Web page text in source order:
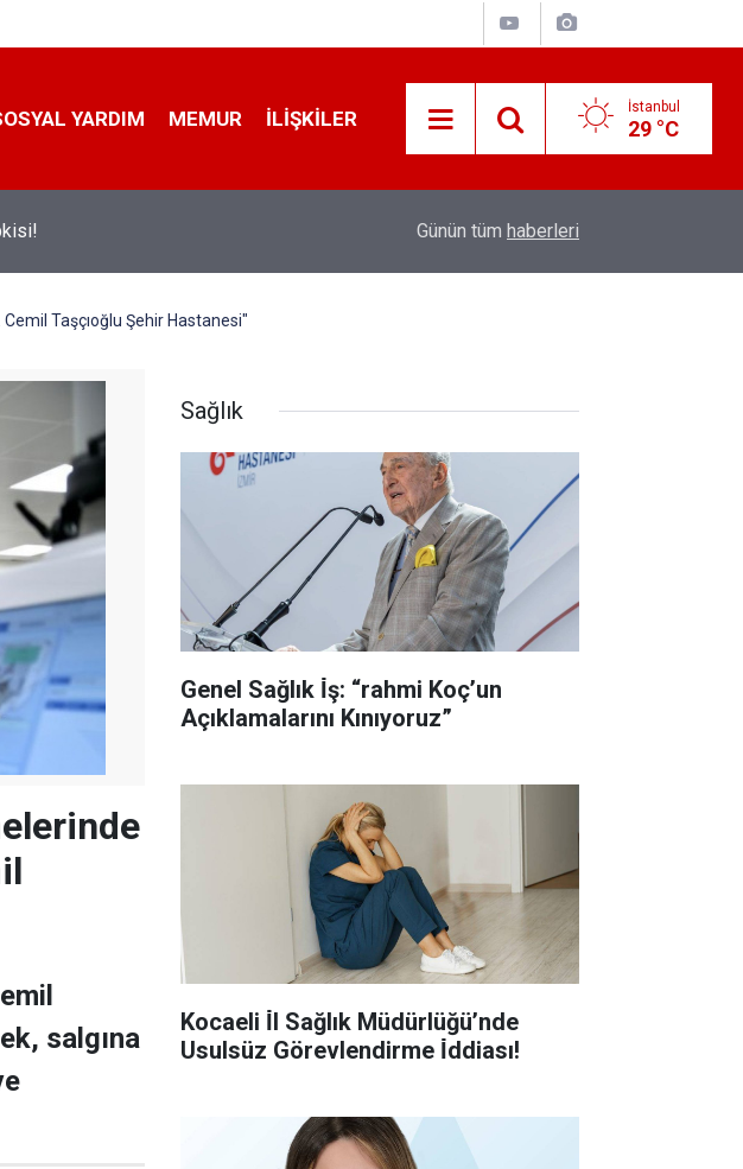
YARDIM MEMUR İLIŞKILER İstanbul
29 °C
Sıcak Havalarda Ödem Şikayetini Hafife
Günün tüm haberleri
Taşçıoğlu Şehir Hastanesi"
salgına
Sağlık
Genel Sağlık İ̇ş: “rahmi Koç’un
Açıklamalarını Kınıyoruz”
Kocaeli İ̇l Sağlık Müdürlüğü’nde
Usulsüz Görevlendirme İ̇ddiası!